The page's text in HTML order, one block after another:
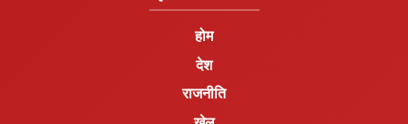
होम
देश
राजनीति